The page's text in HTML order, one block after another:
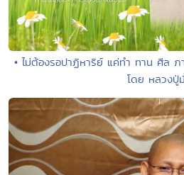
• ไม่ต้องรอปาฏิหาริย์ แค่ทำ ทาน ศีล ภ
โดย หลวงปู่